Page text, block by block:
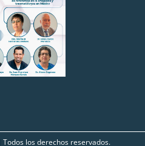
Todos los derechos reservados.